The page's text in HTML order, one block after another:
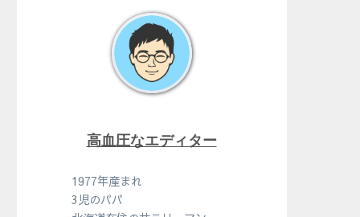
高血圧なエディター
1977年産まれ
3児のパパ